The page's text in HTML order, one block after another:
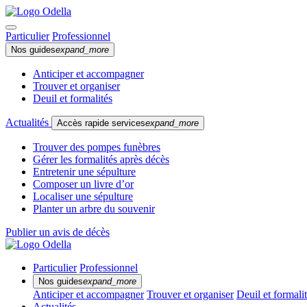
Particulier Professionnel
Nos guidesexpand_more
Anticiper et accompagner
Trouver et organiser
Deuil et formalités
Actualités Accès rapide servicesexpand_more
Trouver des pompes funèbres
Gérer les formalités après décès
Entretenir une sépulture
Composer un livre d’or
Localiser une sépulture
Planter un arbre du souvenir
Publier un avis de décès
Particulier Professionnel
Nos guidesexpand_more
Anticiper et accompagner Trouver et organiser Deuil et